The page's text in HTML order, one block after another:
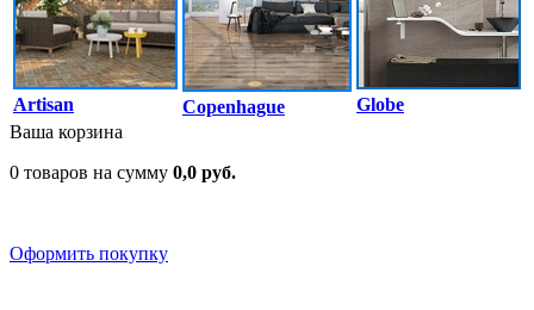
Artisan Copenhague
Globe
Ваша корзина
0 товаров на сумму 0,0 руб.
Оформить покупку